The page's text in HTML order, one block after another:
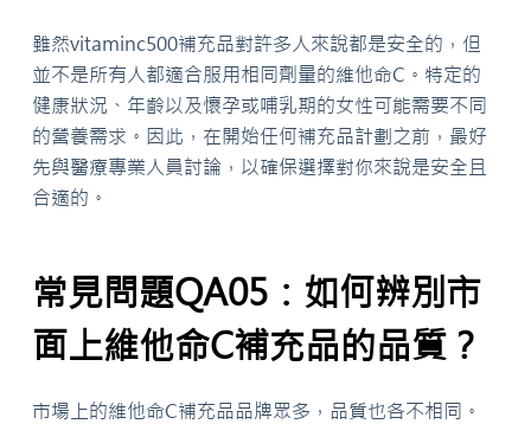
雖然vitaminc500補充品對許多人來說都是安全的，但
並不是所有人都適合服用相同劑量的維他命C。特定的
健康狀況、年齡以及懷孕或哺乳期的女性可能需要不同
的營養需求。因此，在開始任何補充品計劃之前，最好
先與醫療專業人員討論，以確保選擇對你來說是安全且
合適的。
常見問題QA05：如何辨別市
面上維他命C補充品的品質？
市場上的維他命C補充品品牌眾多，品質也各不相同。